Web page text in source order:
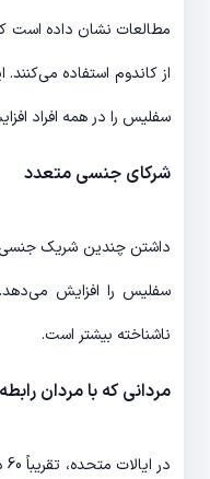
مطالعات نشان داده است
از کاندوم استفاده
سفلیس را در همه افراد
شرکای جنسی متعدد
داشتن چندین شریک جنسی،
سفلیس را افزایش
ناشناخته بیشتر است.
مردانی که با مردان